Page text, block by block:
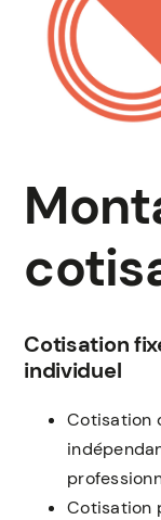
Cotisation
individuel
Cotisation
Cotisation